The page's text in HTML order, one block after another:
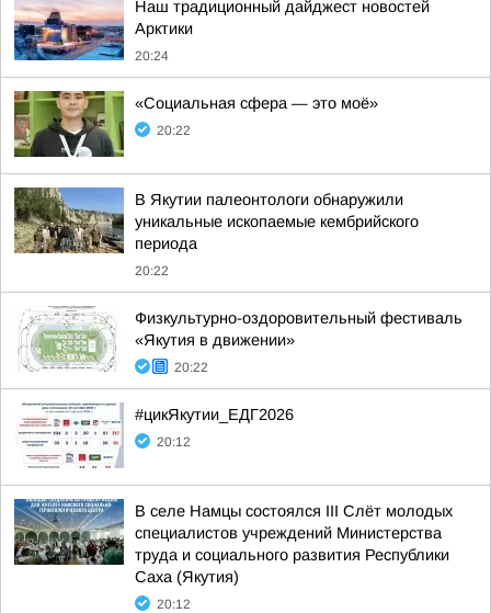
Наш традиционный дайджест новостей
Арктики
20:24
«Социальная сфера — это моё»
20:22
В Якутии палеонтологи обнаружили
уникальные ископаемые кембрийского
периода
20:22
Физкультурно-оздоровительный фестиваль
«Якутия в движении»
20:22
#цикЯкутии_ЕДГ2026
20:12
В селе Намцы состоялся III Слёт молодых
специалистов учреждений Министерства
труда и социального развития Республики
Саха (Якутия)
20:12